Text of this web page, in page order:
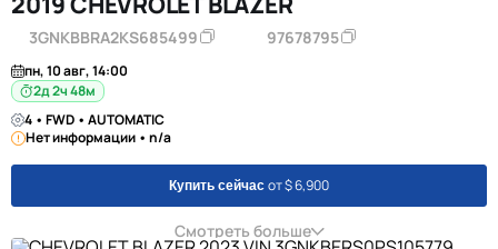
3GNKBBRA2KS685499 97678795
пн, 10 авг, 14:00
2д 2ч 48м
4 • FWD • AUTOMATIC
Нет информации • n/a
Купить сейчас от $ 6,900
Смотреть больше